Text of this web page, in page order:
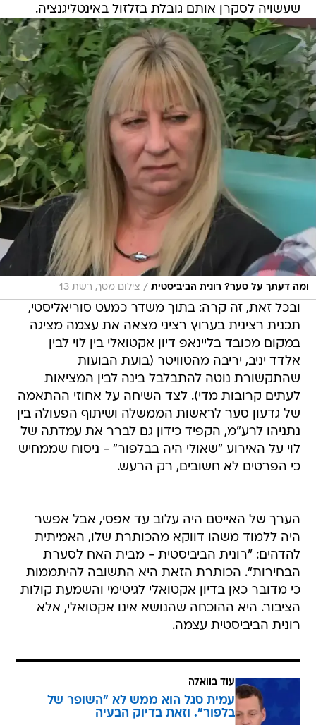
שעשויה לסקרן אותם גובלת בזלזול באינטליגנציה.
ומה דעתך על סער? רונית הביביסטית / צילום מסך, רשת 13
ובכל זאת, זה קרה: בתוך משדר כמעט סוריאליסטי,
תכנית רצינית בערוץ רציני מצאה את עצמה מציגה
במקום מכובד בליינאפ דיון אקטואלי בין לוי לבין
אלדד יניב, יריבה מהטוויטר (בועת הבועות
שהתקשורת נוטה להתבלבל בינה לבין המציאות
לעתים קרובות מדי). לצד השיחה על אחוזי ההתאמה
של גדעון סער לראשות הממשלה ושיתוף הפעולה בין
נתניהו לרע"מ, הקפיד כידון גם לברר את עמדתה של
לוי על האירוע "שאולי היה בבלפור" - ניסוח שממחיש
כי הפרטים לא חשובים, רק הרעש.
הערך של האייטם היה עלוב עד אפסי, אבל אפשר
היה ללמוד משהו דווקא מהכותרת שלו, האמיתית
להדהים: "רונית הביביסטית - מבית האח לסערת
הבחירות". הכותרת הזאת היא התשובה להיתממות
כי מדובר כאן בדיון אקטואלי לגיטימי והשמעת קולות
הציבור. היא ההוכחה שהנושא אינו אקטואלי, אלא
רונית הביביסטית עצמה.
עוד בוואלה
עמית סגל הוא ממש לא "השופר של
בלפור". וזאת בדיוק הבעיה